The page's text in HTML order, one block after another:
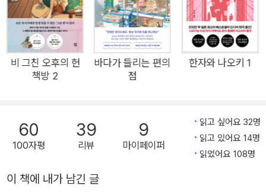
현재, 이곳으로 미국과 영국 등지로부터 건너온 서양인 관광객들
이 쇄도하고 있다. 일본어를 읽지도 못하는 외국인들이 기어코 책
방 거리를 찾아오는 까닭은 무엇일까? 그것은 바로 한 권의 소설
때문이다. 이곳 진보초 거리를 배경으로 한 소설 『비 그친 오후의
헌책방』(영미권 제목: Days at the Morisaki Bookshop)이 해
되는 일 자체가 흔하지 않지만, 그중에서도 베스트셀러에 오르는
일은 극히 드물다. 이 책이 예외적인 인기를 끌게 된 주된 이유는
다양한 인종의 젊은 독자들이 이 먼 나라의 소설을 적극적으로 추
비 그친 오후의 헌
책방 2
바다가 들리는 편의
점
한자와 나오키 1
60
100자평
39
리뷰
9
마이페이퍼
읽고 싶어요 32명
읽고 있어요 14명
읽었어요 108명
이 책에 내가 남긴 글